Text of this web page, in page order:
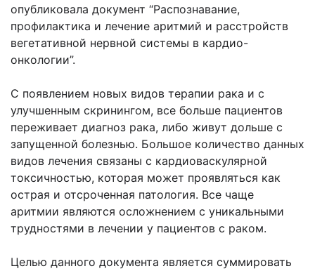
опубликовала документ “Распознавание,
профилактика и лечение аритмий и расстройств
вегетативной нервной системы в кардио-
онкологии”.
С появлением новых видов терапии рака и с
улучшенным скринингом, все больше пациентов
переживает диагноз рака, либо живут дольше с
запущенной болезнью. Большое количество данных
видов лечения связаны с кардиоваскулярной
токсичностью, которая может проявляться как
острая и отсроченная патология. Все чаще
аритмии являются осложнением с уникальными
трудностями в лечении у пациентов с раком.
Целью данного документа является суммировать